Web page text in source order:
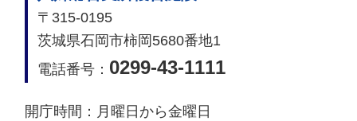
〒315-0195
茨城県石岡市柿岡5680番地1
電話番号： 0299-43-1111
開庁時間： 月曜日から金曜日